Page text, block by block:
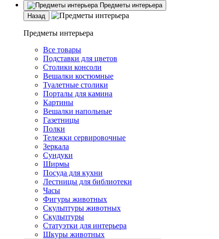
Предметы интерьера
Назад
Предметы интерьера
Все товары
Подставки для цветов
Столики консоли
Вешалки костюмные
Туалетные столики
Порталы для камина
Картины
Вешалки напольные
Газетницы
Полки
Тележки сервировочные
Зеркала
Сундуки
Ширмы
Посуда для кухни
Лестницы для библиотеки
Часы
Фигуры животных
Скульптуры животных
Скульптуры
Статуэтки для интерьера
Шкуры животных